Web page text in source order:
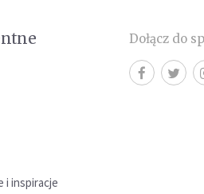
i inspiracje
Dołącz do